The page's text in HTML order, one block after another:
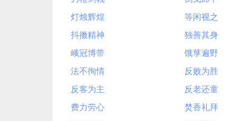
灯烛辉煌
等闲视之
抖擞精神
独善其身
峨冠博带
饿莩遍野
法不徇情
反败为胜
反客为主
反老还童
费力劳心
焚香礼拜